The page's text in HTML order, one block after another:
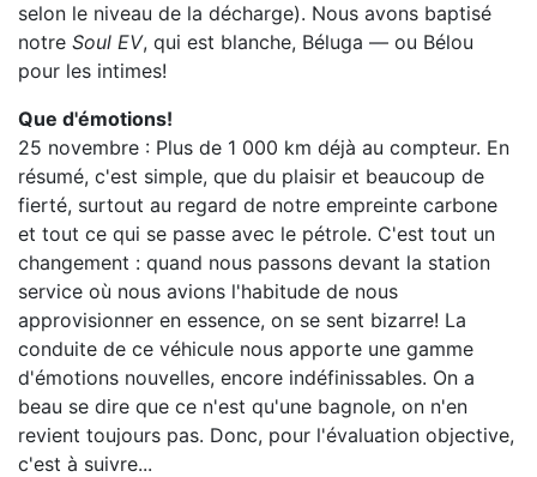
selon le niveau de la décharge). Nous avons baptisé
notre Soul EV, qui est blanche, Béluga — ou Bélou
pour les intimes!
Que d'émotions!
25 novembre : Plus de 1 000 km déjà au compteur. En
résumé, c'est simple, que du plaisir et beaucoup de
fierté, surtout au regard de notre empreinte carbone
et tout ce qui se passe avec le pétrole. C'est tout un
changement : quand nous passons devant la station
service où nous avions l'habitude de nous
approvisionner en essence, on se sent bizarre! La
conduite de ce véhicule nous apporte une gamme
d'émotions nouvelles, encore indéfinissables. On a
beau se dire que ce n'est qu'une bagnole, on n'en
revient toujours pas. Donc, pour l'évaluation objective,
c'est à suivre...